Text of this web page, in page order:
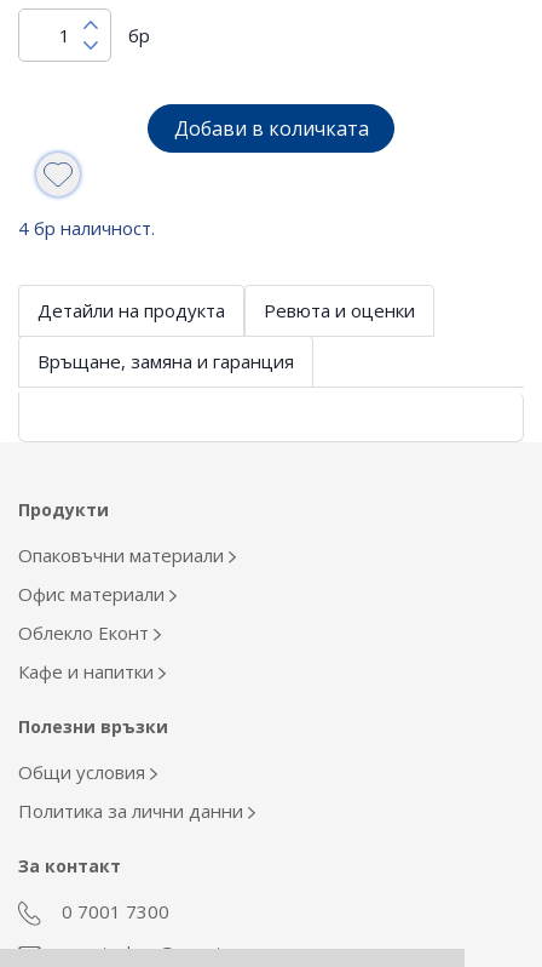
бр
Добави в количката
4 бр наличност.
Детайли на продукта Ревюта и оценки
Връщане, замяна и гаранция
Продукти
Опаковъчни материали
Офис материали
Облекло Еконт
Кафе и напитки
Полезни връзки
Общи условия
Политика за лични данни
За контакт
0 7001 7300
econt_shop@econt.com